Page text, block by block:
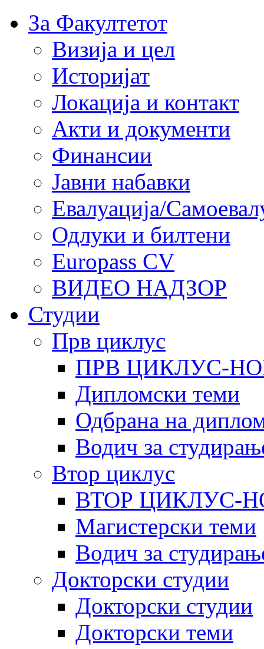
За Факултетот
Визија и цел
Историјат
Локација и контакт
Акти и документи
Финансии
Јавни набавки
Евалуација/
Одлуки и билтени
Europass CV
ВИДЕО НАДЗОР
Студии
Прв циклус
ПРВ ЦИКЛУС-
Дипломски теми
Одбрана на
Водич за
Втор циклус
ВТОР ЦИКЛУС-
Магистерски теми
Водич за
Докторски студии
Докторски студии
Докторски теми